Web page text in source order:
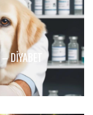
DİYABET